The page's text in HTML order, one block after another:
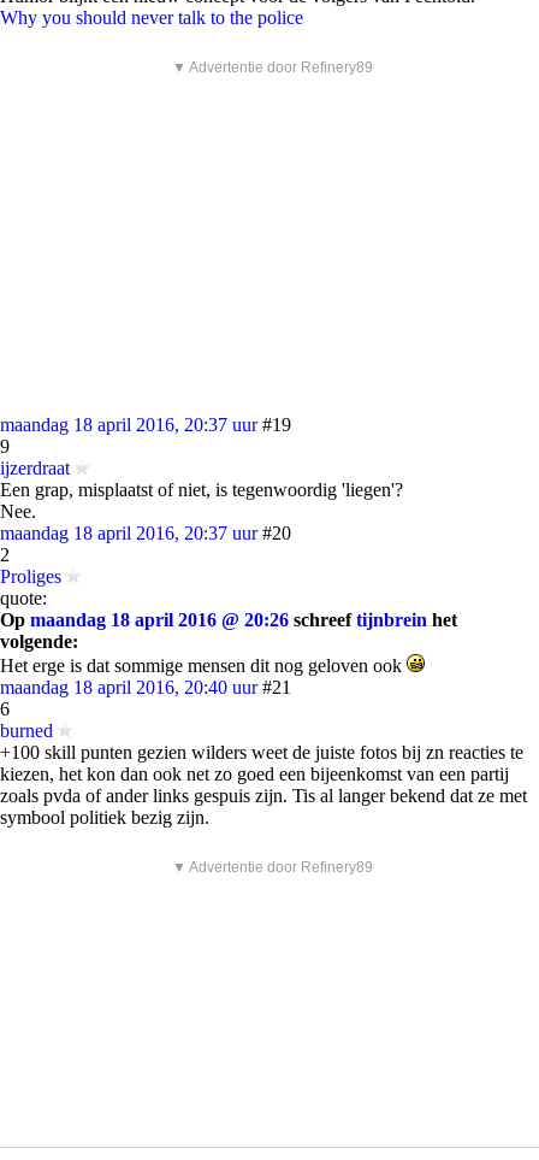
Why you should never talk to the police
▼ Advertentie door Refinery89
maandag 18 april 2016, 20:37 uur #19
9
ijzerdraat
Een grap, misplaatst of niet, is tegenwoordig 'liegen'?
Nee.
maandag 18 april 2016, 20:37 uur #20
2
Proliges
quote:
Op maandag 18 april 2016 @ 20:26 schreeftijnbrein het
volgende:
Het erge is dat sommige mensen dit nog geloven ook
maandag 18 april 2016, 20:40 uur #21
6
burned
+100 skill punten gezien wilders weet de juiste fotos bij zn reacties te
kiezen, het kon dan ook net zo goed een bijeenkomst van een partij
zoals pvda of ander links gespuis zijn. Tis al langer bekend dat ze met
symbool politiek bezig zijn.
▼ Advertentie door Refinery89